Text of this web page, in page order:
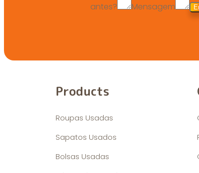
antes? Mensagem
Products
Roupas Usadas
Sapatos Usados
Bolsas Usadas